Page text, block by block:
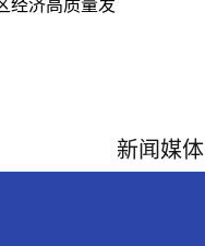
经济高质量发
新闻媒体